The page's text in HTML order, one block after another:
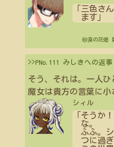
「三色さ
ます」
砂漠の花畑
>>PNo.111 みしきへの返事
そう、それは。一人ひ
魔女は貴方の言葉に小
シィル
「そうか
な。
ふふ。
つに過ぎ